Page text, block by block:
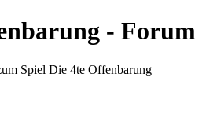
- Forum
Spiel Die 4te Offenbarung